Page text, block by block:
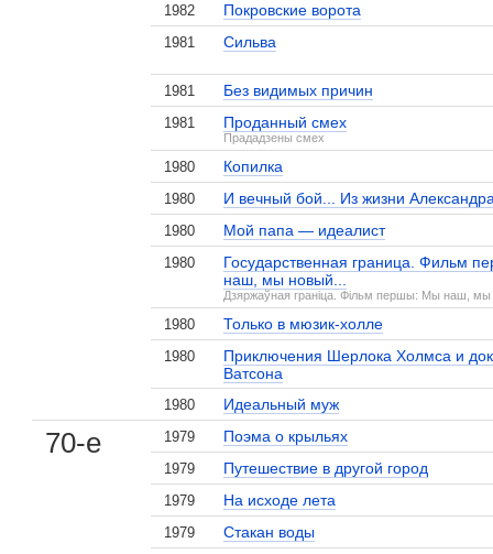
1982 Покровские ворота
1981 Сильва
1981 Без видимых причин
1981 Проданный смех
Прададзены смех
1980 Копилка
1980 И вечный бой... Из жизни
1980 Мой папа — идеалист
1980
Государственная граница. Фильм
наш, мы новый...
Дзяржаўная граніца. Фільм першы: Мы наш,
1980 Только в мюзик-холле
1980
Приключения Шерлока Холмса и
Ватсона
1980 Идеальный муж
70-е 1979 Поэма о крыльях
1979 Путешествие в другой город
1979 На исходе лета
1979 Стакан воды